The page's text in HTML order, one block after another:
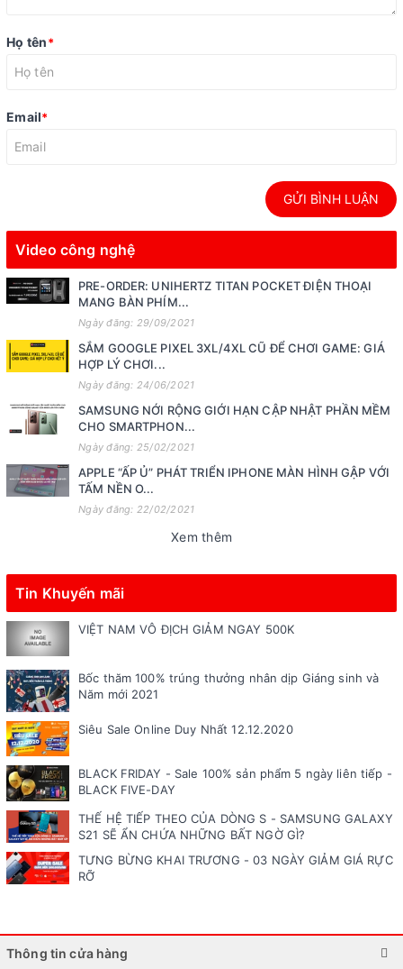
Họ tên*
Email*
GỬI BÌNH LUẬN
Video công nghệ
PRE-ORDER: UNIHERTZ TITAN POCKET ĐIỆN THOẠI
MANG BÀN PHÍM...
Ngày đăng: 29/09/2021
SẮM GOOGLE PIXEL 3XL/4XL CŨ ĐỂ CHƠI GAME: GIÁ
HỢP LÝ CHƠI...
Ngày đăng: 24/06/2021
SAMSUNG NỚI RỘNG GIỚI HẠN CẬP NHẬT PHẦN MỀM
CHO SMARTPHON...
Ngày đăng: 25/02/2021
APPLE “ẤP Ủ” PHÁT TRIỂN IPHONE MÀN HÌNH GẬP VỚI
TẤM NỀN O...
Ngày đăng: 22/02/2021
Xem thêm
Tin Khuyến mãi
VIỆT NAM VÔ ĐỊCH GIẢM NGAY 500K
Bốc thăm 100% trúng thưởng nhân dịp Giáng sinh và
Năm mới 2021
Siêu Sale Online Duy Nhất 12.12.2020
BLACK FRIDAY - Sale 100% sản phẩm 5 ngày liên tiếp -
BLACK FIVE-DAY
THẾ HỆ TIẾP THEO CỦA DÒNG S - SAMSUNG GALAXY
S21 SẼ ẨN CHỨA NHỮNG BẤT NGỜ GÌ?
TƯNG BỪNG KHAI TRƯƠNG - 03 NGÀY GIẢM GIÁ RỰC
RỠ
Thông tin cửa hàng